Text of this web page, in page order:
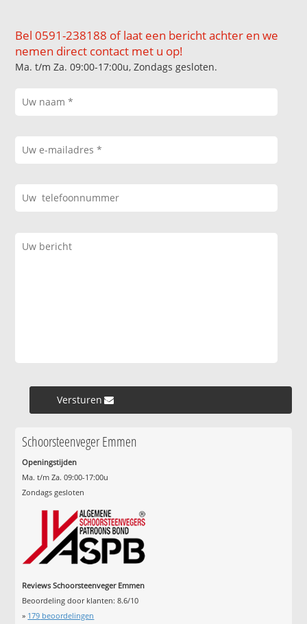
Bel 0591-238188 of laat een bericht achter en we
nemen direct contact met u op!
Ma. t/m Za. 09:00-17:00u, Zondags gesloten.
Versturen »
Schoorsteenveger Emmen
Openingstijden
Ma. t/m Za. 09:00-17:00u
Zondags gesloten
Reviews Schoorsteenveger Emmen
Beoordeling door klanten:8.6/10
» 179 beoordelingen